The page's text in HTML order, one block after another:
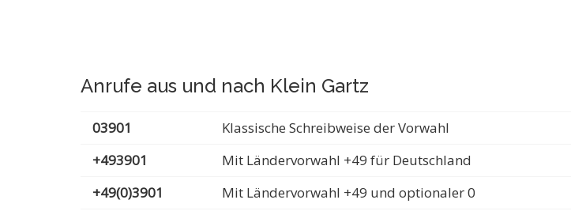
Anrufe aus und nach Klein Gartz
03901
Klassische Schreibweise der Vorwahl
+493901
Mit Ländervorwahl +49 für Deutschland
+49(0)3901
Mit Ländervorwahl +49 und optionaler 0